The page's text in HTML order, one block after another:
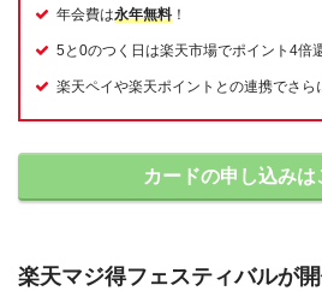
年会費は永年無料 ！
5と0のつく日は楽天市場でポイント4倍
楽天ペイや楽天ポイントとの連携でさら
カードの申し込みは
楽天マジ得フェスティバルが